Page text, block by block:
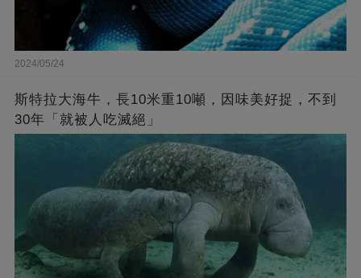
2024/05/24
斯特拉大海牛，長10米重10噸，因味美好捉，不到
30年「就被人吃滅絕」